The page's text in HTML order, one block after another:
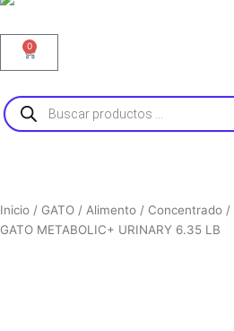
0
Carrito
Búsqueda
de
productos
Inicio / GATO / Alimento / Concentrado /
GATO METABOLIC+ URINARY 6.35 LB